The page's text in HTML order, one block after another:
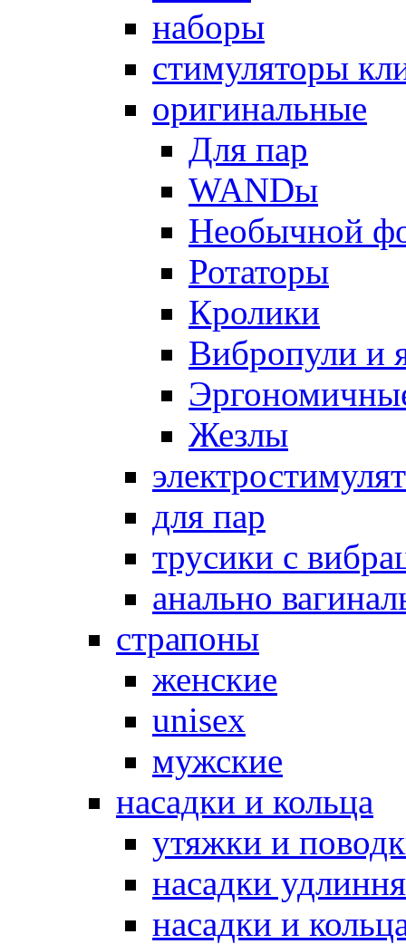
наборы
стимуляторы
оригинальные
Для пар
WANDы
Необычной
Ротаторы
Кролики
Вибропули и
Жезлы
для пар
трусики с
анально
страпоны
женские
unisex
мужские
насадки и кольца
утяжки и
насадки
насадки и